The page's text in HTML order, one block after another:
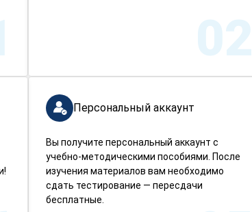
02
Персональный аккаунт
Вы получите персональный аккаунт с
учебно-методическими пособиями. После
изучения материалов вам необходимо
сдать тестирование — пересдачи
бесплатные.